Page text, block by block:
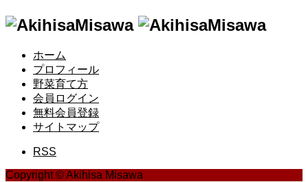
ホーム
プロフィール
野菜育て方
会員ログイン
無料会員登録
サイトマップ
RSS
Copyright © Akihisa Misawa